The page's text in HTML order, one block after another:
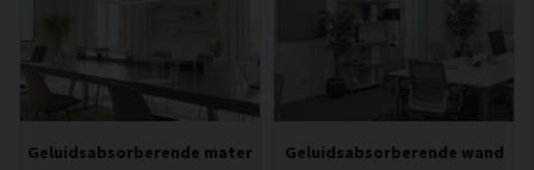
Geluidsabsorberende materialen voor plafonds
Geluidsabsorberende wand